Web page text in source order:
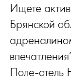
Ищете
Брянской
Поле-отель